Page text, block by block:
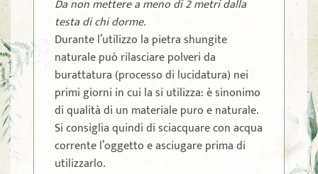
Da non mettere a meno di 2 metri dalla
testa di chi dorme.
Durante l’utilizzo la pietra shungite
naturale può rilasciare polveri da
burattatura (processo di lucidatura) nei
primi giorni in cui la si utilizza: è sinonimo
di qualità di un materiale puro e naturale.
Si consiglia quindi di sciacquare con acqua
corrente l’oggetto e asciugare prima di
utilizzarlo.